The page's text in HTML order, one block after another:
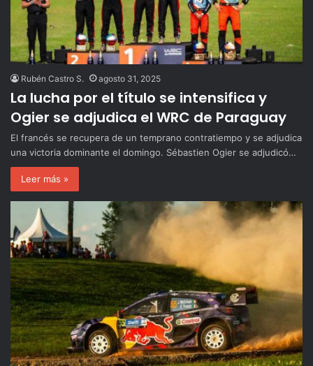
Rubén Castro S. agosto 31, 2025
La lucha por el título se intensifica y
Ogier se adjudica el WRC de Paraguay
El francés se recupera de un temprano contratiempo y se adjudica
una victoria dominante el domingo. Sébastien Ogier se adjudicó…
Leer más »